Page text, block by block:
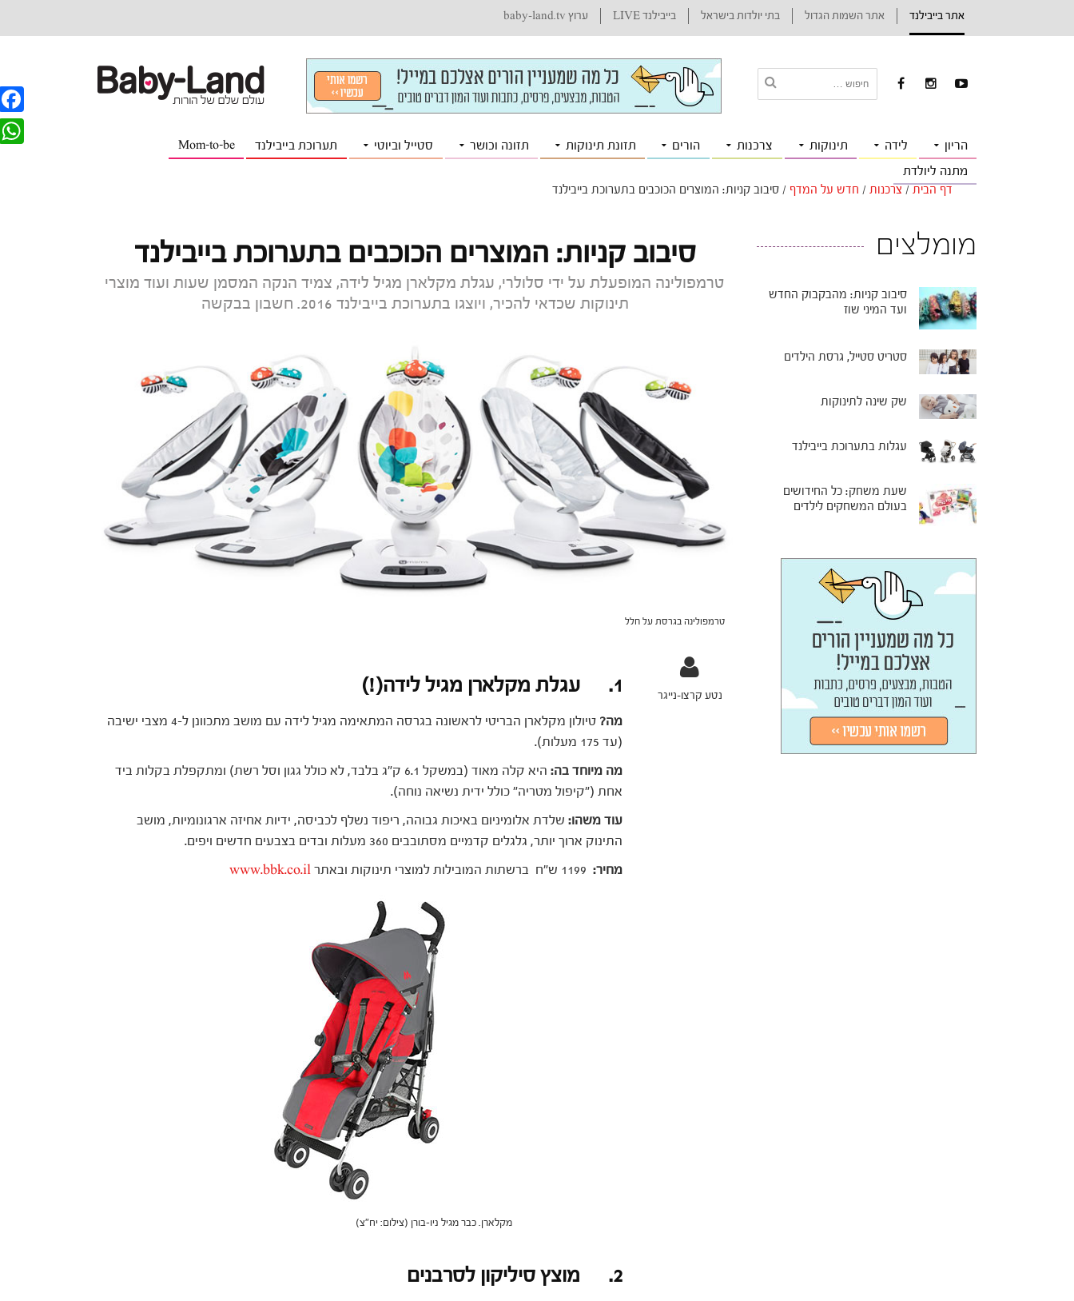
אתר בייבילנד אתר השמות הגדול בתי יולדות בישראל בייבילנד LIVE ערוץ baby-land.tv
הריון לידה תינוקות צרכנות הורים תזונת תינוקות תזונה וכושר סטייל וביוטי תערוכת בייבילנד Mom-to-be
מתנה ליולדת
דף הבית / צרכנות / חדש על המדף / סיבוב קניות: המוצרים הכוכבים בתערוכת בייבילנד
סיבוב קניות: המוצרים הכוכבים בתערוכת בייבילנד
טרמפולינה המופעלת על ידי סלולרי, עגלת מקלארן מגיל לידה, צמיד הנקה המסמן שעות ועוד מוצרי
תינוקות שכדאי להכיר, ויוצגו בתערוכת בייבילנד 2016. חשבון בבקשה
טרמפולינה בגרסת על חלל
נטע קרצו-נייגר 1. עגלת מקלארן מגיל לידה(!)
מה?
טיולון מקלארן הבריטי לראשונה בגרסה המתאימה מגיל לידה עם מושב מתכוונן ל-4 מצבי ישיבה
(עד 175 מעלות).
מה מיוחד בה:
היא קלה מאוד (במשקל 6.1 ק"ג בלבד, לא כולל גגון וסל רשת) ומתקפלת בקלות ביד
אחת ("קיפול מטריה" כולל ידית נשיאה נוחה).
עוד משהו:שלדת אלומיניום באיכות גבוהה, ריפוד נשלף לכביסה, ידיות אחיזה ארגונומיות, מושב
התינוק ארוך יותר, גלגלים קדמיים מסתובבים 360 מעלות ובדים בצבעים חדשים ויפים.
מחיר:1199 ש"ח ברשתות המובילות למוצרי תינוקות ובאתר www.bbk.co.il
מקלארן. כבר מגיל ניו-בורן (צילום: יח"צ)
2. מוצץ סיליקון לסרבנים
מומלצים
סיבוב קניות: מהבקבוק החדש
ועד המיני שוז
סטריט סטייל, גרסת הילדים
שק שינה לתינוקות
עגלות בתערוכת בייבילנד
שעת משחק: כל החידושים
בעולם המשחקים לילדים
F